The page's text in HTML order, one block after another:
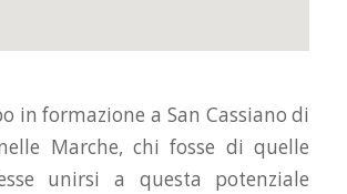
in formazione a San Cassiano di
Marche, chi fosse di quelle
unirsi a questa potenziale